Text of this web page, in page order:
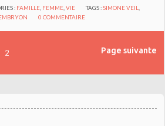
: FAMILLE, FEMME, VIE TAGS :SIMONE VEIL
0 COMMENTAIRE
2 Page suivante